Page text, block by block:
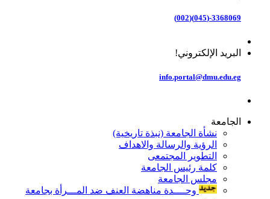
3368069-(045)(002)
البريد الإلكتروني!
info.portal@dmu.edu.eg
الجامعة
نشأة الجامعة (نبذة تاريخية)
الرؤية والرسالة والاهداف
التطوير المجتمعى
كلمة رئيس الجامعة
مجلس الجامعة
وحــــدة مناهضة العنف ضد المـــرأة بجامعة